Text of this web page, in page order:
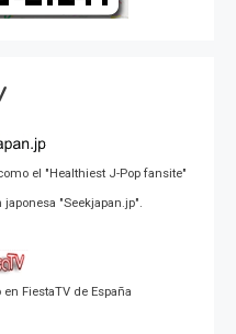
el "Healthiest J-Pop fansite"
"Seekjapan.jp".
FiestaTV de España